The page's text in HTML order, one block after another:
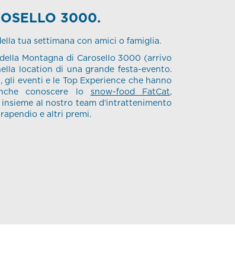
3000.
tua settimana con amici o famiglia.
Montagna di Carosello 3000 (arrivo
location di una grande festa-evento.
eventi e le Top Experience che hanno
conoscere lo snow-food FatCat,
al nostro team d’intrattenimento
e altri premi.